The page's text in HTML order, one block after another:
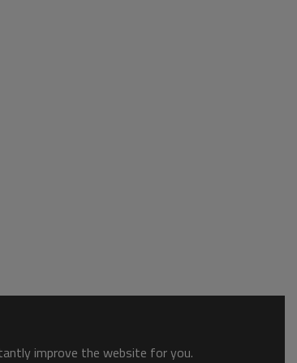
improve the website for you.